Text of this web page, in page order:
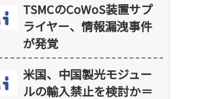
TSMCのCoWoS装置サプ
ライヤー、情報漏洩事件
が発覚
米国、中国製光モジュー
ルの輸入禁止を検討か＝